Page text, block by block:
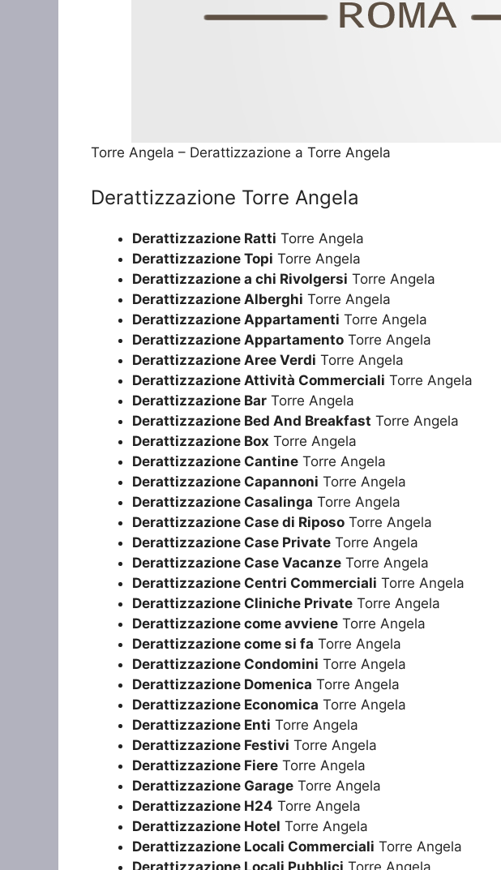
Torre Angela – Derattizzazione a Torre Angela
Derattizzazione Torre Angela
Derattizzazione Ratti Torre Angela
Derattizzazione Topi Torre Angela
Derattizzazione a chi Rivolgersi Torre Angela
Derattizzazione Alberghi Torre Angela
Derattizzazione Appartamenti Torre Angela
Derattizzazione Appartamento Torre Angela
Derattizzazione Aree Verdi Torre Angela
Derattizzazione Attività Commerciali Torre Angela
Derattizzazione Bar Torre Angela
Derattizzazione Bed And Breakfast Torre Angela
Derattizzazione Box Torre Angela
Derattizzazione Cantine Torre Angela
Derattizzazione Capannoni Torre Angela
Derattizzazione Casalinga Torre Angela
Derattizzazione Case di Riposo Torre Angela
Derattizzazione Case Private Torre Angela
Derattizzazione Case Vacanze Torre Angela
Derattizzazione Centri Commerciali Torre Angela
Derattizzazione Cliniche Private Torre Angela
Derattizzazione come avviene Torre Angela
Derattizzazione come si fa Torre Angela
Derattizzazione Condomini Torre Angela
Derattizzazione Domenica Torre Angela
Derattizzazione Economica Torre Angela
Derattizzazione Enti Torre Angela
Derattizzazione Festivi Torre Angela
Derattizzazione Fiere Torre Angela
Derattizzazione Garage Torre Angela
Derattizzazione H24 Torre Angela
Derattizzazione Hotel Torre Angela
Derattizzazione Locali Commerciali Torre Angela